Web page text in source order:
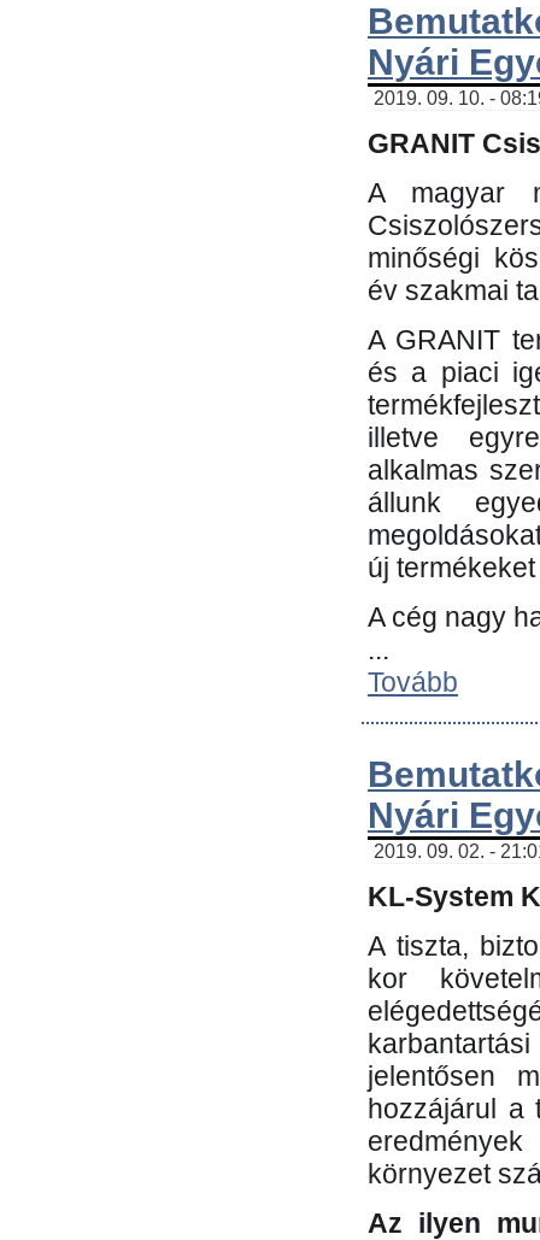
Nyári
2019. 09. 10. -
GRANIT
A magyar
minőségi
év szakmai
A GRANIT
és a piaci
illetve
alkalmas
állunk
új
A cég nagy
...
Tovább
Nyári
2019. 09. 02. -
KL-System
A tiszta,
kor
jelentősen
hozzájárul a
környezet
Az ilyen